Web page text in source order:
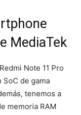
MediaTek
Note 11 Pro
SoC de gama
tenemos a
memoria RAM